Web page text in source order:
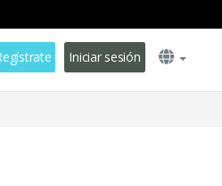
Iniciar sesión